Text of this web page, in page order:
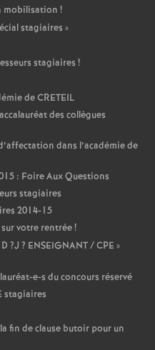
mobilisation !
stagiaires »
stagiaires !
deCRETEIL
des collègues
dans l’académie de
: Foire Aux Questions
stagiaires
2014-15
votre rentrée!
D ?J ? ENSEIGNANT/CPE »
e-s du concours réservé
stagiaires
fin de clause butoir pour un